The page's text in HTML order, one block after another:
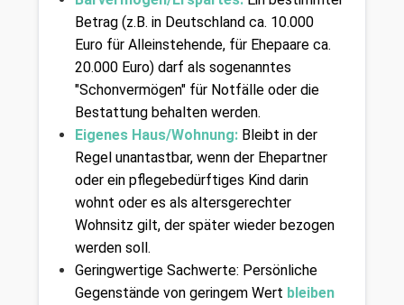
Betrag (z.B. in Deutschland ca. 10.000
Euro für Alleinstehende, für Ehepaare ca.
20.000 Euro) darf als sogenanntes
"Schonvermögen" für Notfälle oder die
Bestattung behalten werden.
Eigenes Haus/Wohnung: Bleibt in der
Regel unantastbar, wenn der Ehepartner
oder ein pflegebedürftiges Kind darin
wohnt oder es als altersgerechter
Wohnsitz gilt, der später wieder bezogen
werden soll.
Geringwertige Sachwerte: Persönliche
Gegenstände von geringem Wert bleiben